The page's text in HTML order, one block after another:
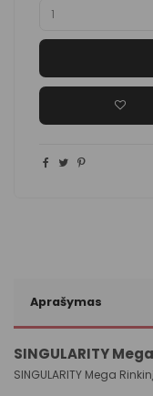
Aprašymas
SINGULARITY
SINGULARITY Mega